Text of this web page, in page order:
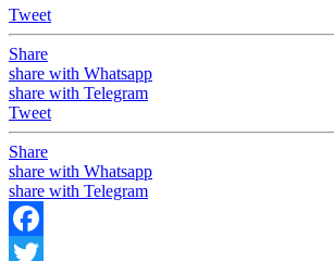
Tweet
Share
share with Whatsapp
share with Telegram
Tweet
Share
share with Whatsapp
share with Telegram
Facebook